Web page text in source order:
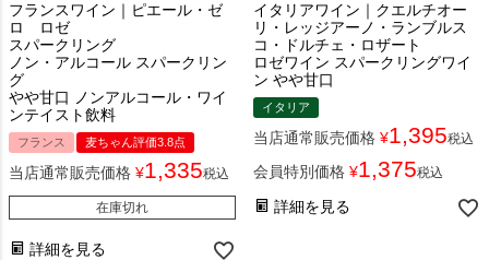
フランスワイン｜ピエール・ゼ
ロ ロゼ
スパークリング
ノン・アルコール スパークリン
グ
やや甘口 ノンアルコール・ワイ
ンテイスト飲料
フランス 麦ちゃん評価3.8点
当店通常販売価格 ¥1,335税込
在庫切れ
詳細を見る
イタリアワイン｜クエルチオー
リ・レッジアーノ・ランブルス
コ・ドルチェ・ロザート
ロゼワイン スパークリングワイ
ン やや甘口
イタリア
当店通常販売価格 ¥1,395税込
会員特別価格 ¥1,375税込
詳細を見る